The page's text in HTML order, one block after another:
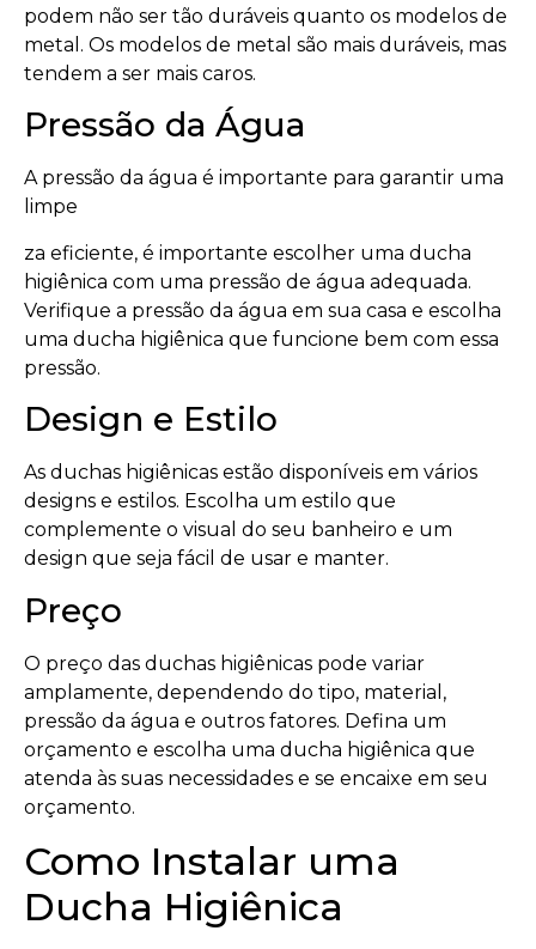
podem não ser tão duráveis quanto os modelos de
metal. Os modelos de metal são mais duráveis, mas
tendem a ser mais caros.
Pressão da Água
A pressão da água é importante para garantir uma
limpe
za eficiente, é importante escolher uma ducha
higiênica com uma pressão de água adequada.
Verifique a pressão da água em sua casa e escolha
uma ducha higiênica que funcione bem com essa
pressão.
Design e Estilo
As duchas higiênicas estão disponíveis em vários
designs e estilos. Escolha um estilo que
complemente o visual do seu banheiro e um
design que seja fácil de usar e manter.
Preço
O preço das duchas higiênicas pode variar
amplamente, dependendo do tipo, material,
pressão da água e outros fatores. Defina um
orçamento e escolha uma ducha higiênica que
atenda às suas necessidades e se encaixe em seu
orçamento.
Como Instalar uma
Ducha Higiênica